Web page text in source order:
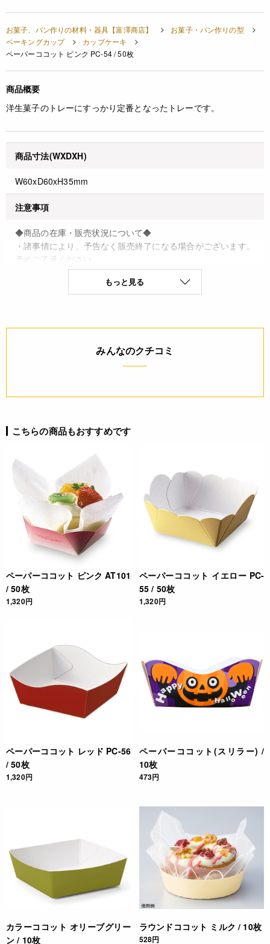
お菓子、パン作りの材料・器具【富澤商店】
お菓子・パン作りの型
ベーキングカップ
カップケーキ
ペーパーココット ピンク PC-54 / 50枚
商品概要
洋生菓子のトレーにすっかり定番となったトレーです。
商品寸法(WXDXH)
W60xD60xH35mm
注意事項
◆商品の在庫・販売状況について◆
・諸事情により、予告なく販売終了になる場合がございます。
予めご了承ください。
・当サイトに掲載されている商品は、ご購入可能な状態にあっ
ても必ずしも在庫を保証するものではありません。予めご了承
詳細
もっと見る
みんなのクチコミ
こちらの商品もおすすめです
ペーパーココット ピンク AT101
/ 50枚
1,320円
ペーパーココット イエロー PC-
55 / 50枚
1,320円
ペーパーココット レッド PC-56
/ 50枚
1,320円
ペーパーココット(スリラー) /
10枚
473円
カラーココット オリーブグリー
ン / 10枚
ラウンドココット ミルク / 10枚
528円